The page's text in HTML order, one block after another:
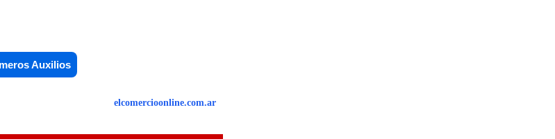
Auxilios
elcomercioonline.com.ar